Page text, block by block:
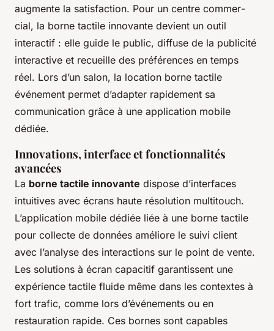
augmente la satisfaction. Pour un centre commer­
cial, la borne tactile innovante devient un outil
interactif : elle guide le public, diffuse de la publicité
interactive et recueille des préférences en temps
réel. Lors d’un salon, la location borne tactile
événement permet d’adapter rapidement sa
communication grâce à une application mobile
dédiée.
Innovations, interface et fonctionnalités
avancées
La borne tactile innovante dispose d’interfaces
intuitives avec écrans haute résolution multitouch.
L’application mobile dédiée liée à une borne tactile
pour collecte de données améliore le suivi client
avec l’analyse des interactions sur le point de vente.
Les solutions à écran capacitif garantissent une
expérience tactile fluide même dans les contextes à
fort trafic, comme lors d’événements ou en
restauration rapide. Ces bornes sont capables